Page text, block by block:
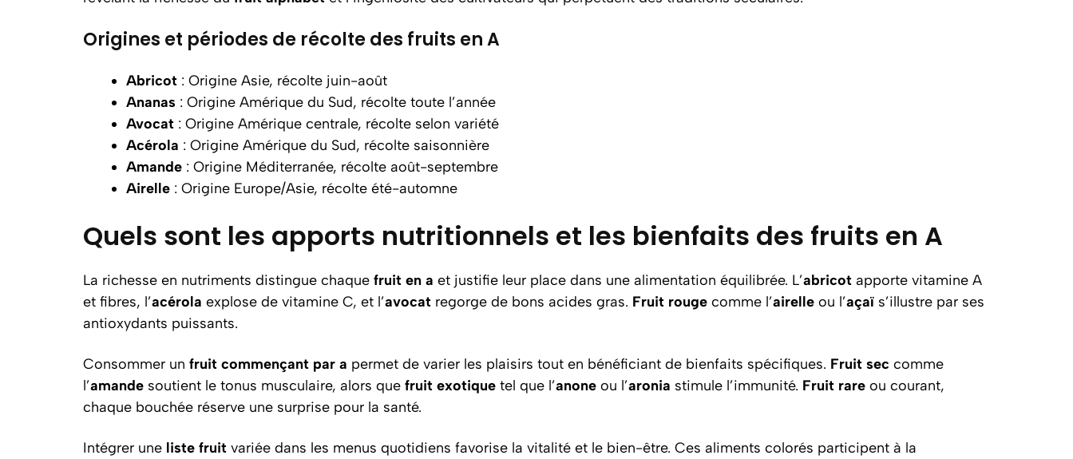
Origines et périodes de récolte des fruits en A
Abricot : Origine Asie, récolte juin-août
Ananas : Origine Amérique du Sud, récolte toute l’année
Avocat : Origine Amérique centrale, récolte selon variété
Acérola : Origine Amérique du Sud, récolte saisonnière
Amande : Origine Méditerranée, récolte août-septembre
Airelle : Origine Europe/Asie, récolte été-automne
Quels sont les apports nutritionnels et les bienfaits des fruits en A
La richesse en nutriments distingue chaque fruit en a et justifie leur place dans une alimentation équilibrée. L’abricot apporte vitamine A
et fibres, l’acérola explose de vitamine C, et l’avocat regorge de bons acides gras. Fruit rouge comme l’airelle ou l’açaï s’illustre par ses
antioxydants puissants.
Consommer un fruit commençant par a permet de varier les plaisirs tout en bénéficiant de bienfaits spécifiques. Fruit sec comme
l’amande soutient le tonus musculaire, alors que fruit exotique tel que l’anone ou l’aronia stimule l’immunité. Fruit rare ou courant,
chaque bouchée réserve une surprise pour la santé.
Intégrer une liste fruit variée dans les menus quotidiens favorise la vitalité et le bien-être. Ces aliments colorés participent à la